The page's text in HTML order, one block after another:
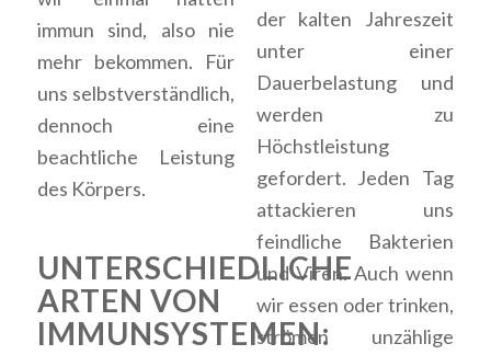
immun sind, also nie
mehr bekommen. Für
uns selbstverständlich,
dennoch eine
beachtliche Leistung
des Körpers.
UNTERSCHIEDLICHE
ARTEN VON
IMMUNSYSTEMEN:
der kalten Jahreszeit
unter einer
Dauerbelastung und
werden zu
Höchstleistung
gefordert. Jeden Tag
attackieren uns
feindliche Bakterien
und Viren. Auch wenn
wir essen oder trinken,
strömen unzählige